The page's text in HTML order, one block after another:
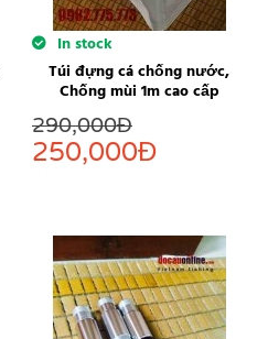
In stock
Túi đựng cá chống nước,
Chống mùi 1m cao cấp
290,000Đ
250,000Đ